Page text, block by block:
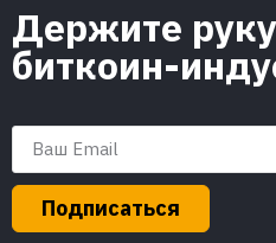
Держите
биткоин-
Подписаться